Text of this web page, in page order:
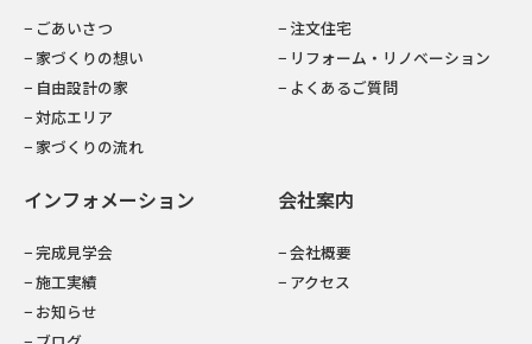
− ごあいさつ
− 家づくりの想い
− 自由設計の家
− 対応エリア
− 家づくりの流れ
− 注文住宅
− リフォーム・リノベーション
− よくあるご質問
インフォメーション
− 完成見学会
− 施工実績
− お知らせ
会社案内
− 会社概要
− アクセス